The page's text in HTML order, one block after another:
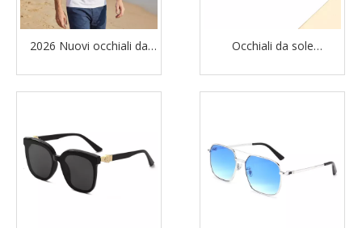
2026 Nuovi occhiali da
acetato di lusso
YSAT3015
Occhiali da sole
vendita caldi per unisex